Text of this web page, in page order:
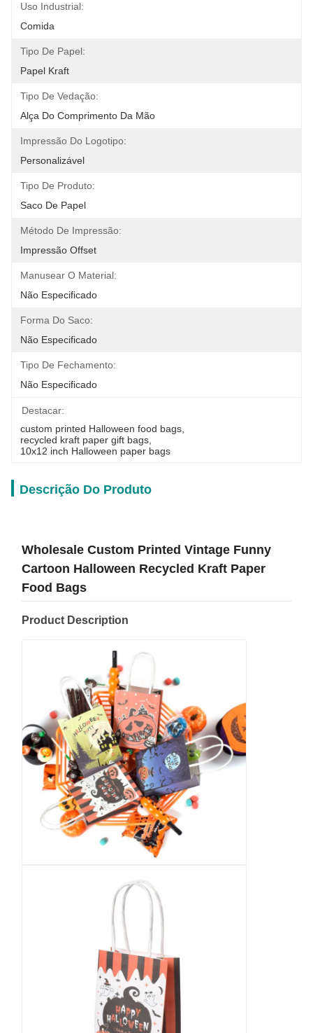
Uso Industrial:
Comida
Tipo De Papel:
Papel Kraft
Tipo De Vedação:
Alça Do Comprimento Da Mão
Impressão Do Logotipo:
Personalizável
Tipo De Produto:
Saco De Papel
Método De Impressão:
Impressão Offset
Manusear O Material:
Não Especificado
Forma Do Saco:
Não Especificado
Tipo De Fechamento:
Não Especificado
Destacar:
custom printed Halloween food bags
recycled kraft paper gift bags
10x12 inch Halloween paper bags
Descrição Do Produto
Wholesale Custom Printed Vintage Funny
Cartoon Halloween Recycled Kraft Paper
Food Bags
Product Description